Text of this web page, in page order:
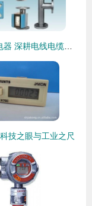
技之眼与工业之尺